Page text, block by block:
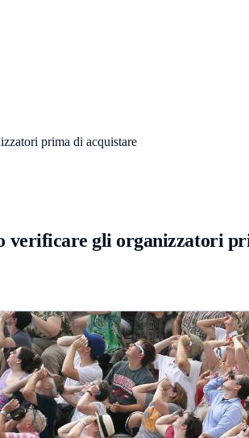
prima di acquistare
verificare gli organizzatori